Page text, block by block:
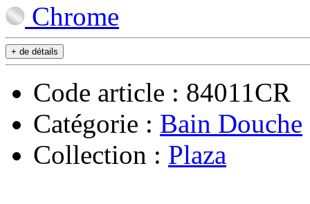
Chrome
+ de détails
Code article : 84011CR
Catégorie : Bain Douche
Collection : Plaza